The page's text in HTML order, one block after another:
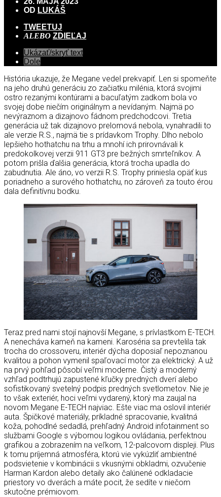
OD LUKÁŠ
TWEETUJ
ALEBO ZDIEĽAJ
Ukázať/skryť text
Dole
História ukazuje, že Megane vedel prekvapiť. Len si spomeňte
na jeho druhú generáciu zo začiatku milénia, ktorá svojimi
ostro rezanými kontúrami a bacuľatým zadkom bola vo
svojej dobe niečím originálnym a nevídaným. Najmä po
nevýraznom a dizajnovo fádnom predchodcovi. Tretia
generácia už tak dizajnovo prelomová nebola, vynahradili to
ale verzie R.S., najmä tie s prídavkom Trophy. Dlho nebolo
lepšieho hothatchu na trhu a mnohí ich prirovnávali k
predokolkovej verzii 911 GT3 pre bežných smrteľníkov. A
potom prišla ďalšia generácia, ktorá trocha upadla do
zabudnutia. Ale áno, vo verzii R.S. Trophy priniesla opäť kus
poriadneho a surového hothatchu, no zároveň za touto érou
dala definitívnu bodku.
Teraz pred nami stojí najnovší Megane, s prívlastkom E-TECH.
A nenecháva kameň na kameni. Karoséria sa prevtelila tak
trocha do crossoveru, interiér dýcha doposiaľ nepoznanou
kvalitou a pohon vymenil spaľovací motor za elektrický. A už
na prvý pohľad pôsobí veľmi moderne. Čistý a moderný
vzhľad podtrhujú zapustené kľučky predných dverí alebo
sofistikovaný svetelný podpis predných svetlometov. Nie je
to však exteriér, hoci veľmi vydarený, ktorý ma zaujal na
novom Megane E-TECH najviac. Ešte viac ma oslovil interiér
auta. Špičkové materiály, príkladné spracovanie, kvalitná
koža, pohodlné sedadlá, prehľadný Android infotainment so
službami Google s výbornou logikou ovládania, perfektnou
grafikou a zobrazením na veľkom, 12-palcovom displeji. Plus
k tomu príjemná atmosféra, ktorú vie vykúzliť ambientné
podsvietenie v kombinácii s vkusnými obkladmi, ozvučenie
Harman Kardon alebo detaily ako čalúnené odkladacie
priestory vo dverách a máte pocit, že sedíte v niečom
skutočne prémiovom.